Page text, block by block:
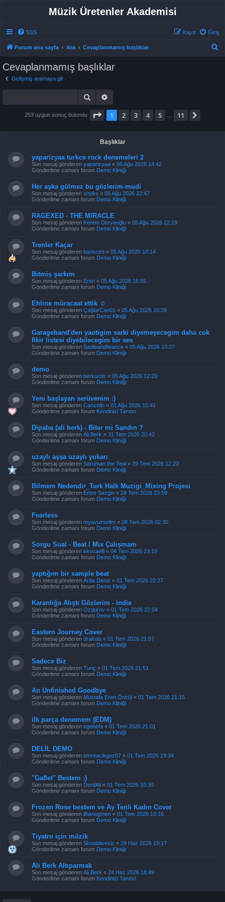
Müzik Üretenler Akademisi
SSS Giriş
Kayıt
Forum ana sayfa Ara Cevaplanmamış başlıklar
Cevaplanmamış başlıklar
Gelişmiş aramaya git
Ara
253 uygun sonuç bulundu . sayfa (Toplam 11 sayfa)
1 2 3 4 5 11
Başlıklar
yaparizyaa turkce rock denemeleri 2
Son mesaj gönderen yaparizyaa « 06 Ağu 2026 14:42
Gönderilme zamanı forum Demo Kliniği
Her aşka gülmez bu gözlerim-mudi
Son mesaj gönderen xnyks « 05 Ağu 2026 22:47
Gönderilme zamanı forum Demo Kliniği
RAGEXED - THE MIRACLE
Son mesaj gönderen Kerem Deryaoğlu « 05 Ağu 2026 22:19
Gönderilme zamanı forum Demo Kliniği
Trenler Kaçar
Son mesaj gönderen bariscett « 05 Ağu 2026 18:14
Gönderilme zamanı forum Demo Kliniği
Bitmiş şarkım
Son mesaj gönderen Eren « 05 Ağu 2026 16:55
Gönderilme zamanı forum Demo Kliniği
Ehline müracaat ettik ☺️
Son mesaj gönderen ÇağlarCan01 « 05 Ağu 2026 16:39
Gönderilme zamanı forum Demo Kliniği
Garageband'den yaotigim sarki diyemeyecegim daha cok
fikir listesi diyebilecegim bir ses
Son mesaj gönderen Sadieandfleance « 05 Ağu 2026 13:27
Gönderilme zamanı forum Demo Kliniği
demo
Son mesaj gönderen berkoctis « 05 Ağu 2026 12:20
Gönderilme zamanı forum Demo Kliniği
Yeni başlayan serüvenim :)
Son mesaj gönderen Canselin « 01 Ağu 2026 15:41
Gönderilme zamanı forum Kendinizi Tanıtın
Dipaba (ali berk) - Biter mi Sandın ?
Son mesaj gönderen Ali Berk « 31 Tem 2026 20:42
Gönderilme zamanı forum Demo Kliniği
uzaylı aşşa uzaylı yukarı
Son mesaj gönderen Saruman the Teal « 29 Tem 2026 12:23
Gönderilme zamanı forum Demo Kliniği
Bilmem Nedendir_Turk Halk Muzigi_Mixing Projesi
Son mesaj gönderen Emre Sezgin « 28 Tem 2026 23:59
Gönderilme zamanı forum Demo Kliniği
Fearless
Son mesaj gönderen myavuzselim « 08 Tem 2026 02:30
Gönderilme zamanı forum Demo Kliniği
Sorgu Sual - Beat / Mix Çalışmam
Son mesaj gönderen kkocaelli « 04 Tem 2026 23:19
Gönderilme zamanı forum Demo Kliniği
yaptığım bir sample beat
Son mesaj gönderen Arda Deniz « 01 Tem 2026 22:37
Gönderilme zamanı forum Demo Kliniği
Karanlığa Alıştı Gözlerim - indie
Son mesaj gönderen Ozgurov « 01 Tem 2026 22:04
Gönderilme zamanı forum Demo Kliniği
Eastern Journey Cover
Son mesaj gönderen drakula « 01 Tem 2026 21:57
Gönderilme zamanı forum Demo Kliniği
Sadece Biz
Son mesaj gönderen Tunç « 01 Tem 2026 21:51
Gönderilme zamanı forum Demo Kliniği
An Unfinished Goodbye
Son mesaj gönderen Mustafa Eren Öncül « 01 Tem 2026 21:15
Gönderilme zamanı forum Demo Kliniği
ilk parça denemem (EDM)
Son mesaj gönderen egebefa « 01 Tem 2026 21:01
Gönderilme zamanı forum Demo Kliniği
DELİL DEMO
Son mesaj gönderen emreacikgoz07 « 01 Tem 2026 19:34
Gönderilme zamanı forum Demo Kliniği
"Gaflet" Bestem :)
Son mesaj gönderen DerdAli « 01 Tem 2026 10:30
Gönderilme zamanı forum Demo Kliniği
Frozen Rose bestem ve Ay Tenli Kadın Cover
Son mesaj gönderen ilhanogmen « 01 Tem 2026 10:16
Gönderilme zamanı forum Demo Kliniği
Tiyatro için müzik
Son mesaj gönderen Skoobtivesiz « 29 Haz 2026 15:17
Gönderilme zamanı forum Demo Kliniği
Ali Berk Altıparmak
Son mesaj gönderen Ali Berk « 24 Haz 2026 18:49
Gönderilme zamanı forum Kendinizi Tanıtın